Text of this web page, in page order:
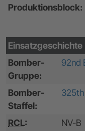
Produktionsblock:
Einsatzgeschichte
Bomber-
Gruppe:
92nd
Bomber-
Staffel:
RCL:
NV-B